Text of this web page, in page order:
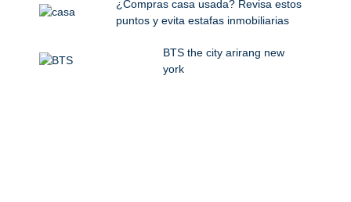
¿Compras casa usada? Revisa estos
puntos y evita estafas inmobiliarias
BTS the city arirang new
york